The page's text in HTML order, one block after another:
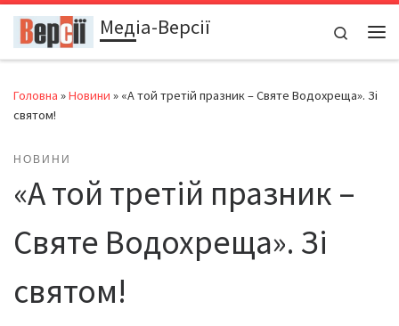
Перейти до вмістуМедіа-Версії
Search
Головна »Новини » «А той третій празник – Святе Водохреща». Зі
святом!
НОВИНИ
«А той третій празник –
Святе Водохреща». Зі
святом!